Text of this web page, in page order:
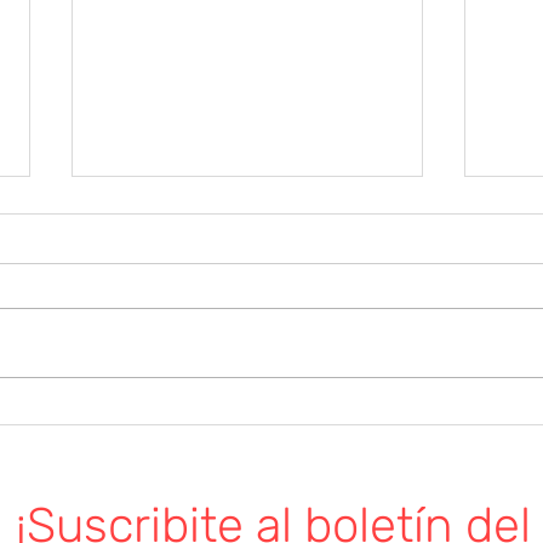
Asamblea General
Comisión pro fomento de
¡Suscribite al boletín del